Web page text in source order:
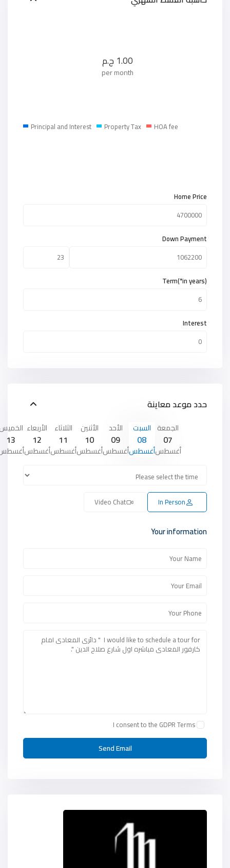
1.00 ج.م
per month
Principal and Interest Property Tax HOA fee
Home Price
Down Payment
Term(*in years)
Interest
حدد موعد معاينة
الجمعة
07
أغسطس
السبت
08
أغسطس
الأحد
09
أغسطس
الأثنين
10
أغسطس
الثلاثاء
11
أغسطس
الأربعاء
12
أغسطس
13
In Person
Video Chat
Your information
I consent to the GDPR Terms